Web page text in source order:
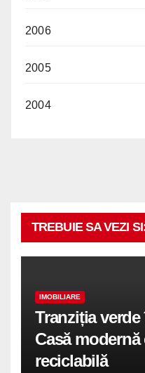
2006
2005
2004
TREBUIE SA VEZI
IMOBILIARE
Tranziția
Casă
reciclabilă